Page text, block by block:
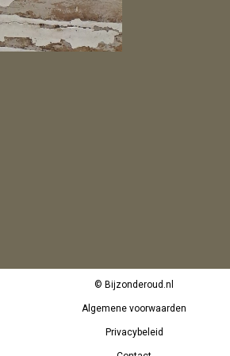
© Bijzonderoud.nl
Algemene voorwaarden
Privacybeleid